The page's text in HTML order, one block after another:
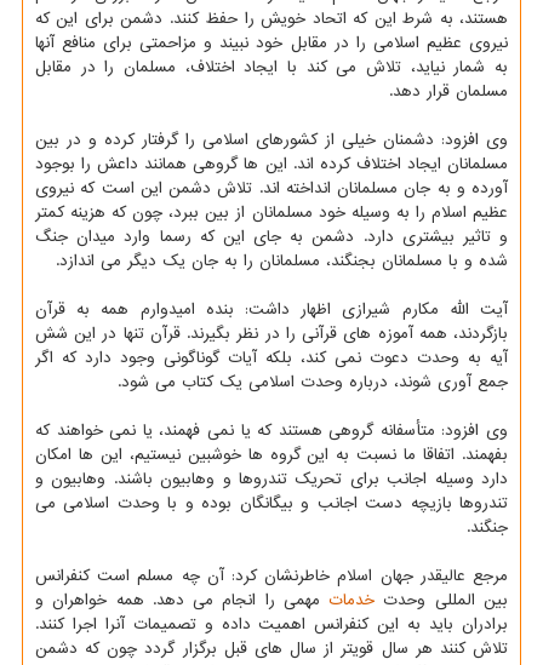
هستند، به شرط این که اتحاد خویش را حفظ کنند. دشمن برای این که
نیروی عظیم اسلامی را در مقابل خود نبیند و مزاحمتی برای منافع آنها
به شمار نیاید، تلاش می کند با ایجاد اختلاف، مسلمان را در مقابل
مسلمان قرار دهد.
وی افزود: دشمنان خیلی از کشورهای اسلامی را گرفتار کرده و در بین
مسلمانان ایجاد اختلاف کرده اند. این ها گروهی همانند داعش را بوجود
آورده و به جان مسلمانان انداخته اند. تلاش دشمن این است که نیروی
عظیم اسلام را به وسیله خود مسلمانان از بین ببرد، چون که هزینه کمتر
و تاثیر بیشتری دارد. دشمن به جای این که رسما وارد میدان جنگ
شده و با مسلمانان بجنگند، مسلمانان را به جان یک دیگر می اندازد.
آیت الله مکارم شیرازی اظهار داشت: بنده امیدوارم همه به قرآن
بازگردند، همه آموزه های قرآنی را در نظر بگیرند. قرآن تنها در این شش
آیه به وحدت دعوت نمی کند، بلکه آیات گوناگونی وجود دارد که اگر
جمع آوری شوند، درباره وحدت اسلامی یک کتاب می شود.
وی افزود: متأسفانه گروهی هستند که یا نمی فهمند، یا نمی خواهند که
بفهمند. اتفاقا ما نسبت به این گروه ها خوشبین نیستیم، این ها امکان
دارد وسیله اجانب برای تحریک تندروها و وهابیون باشند. وهابیون و
تندروها بازیچه دست اجانب و بیگانگان بوده و با وحدت اسلامی می
جنگند.
مرجع عالیقدر جهان اسلام خاطرنشان کرد: آن چه مسلم است کنفرانس
بین المللی وحدت خدمات مهمی را انجام می دهد. همه خواهران و
برادران باید به این کنفرانس اهمیت داده و تصمیمات آنرا اجرا کنند.
تلاش کنند هر سال قویتر از سال های قبل برگزار گردد چون که دشمن